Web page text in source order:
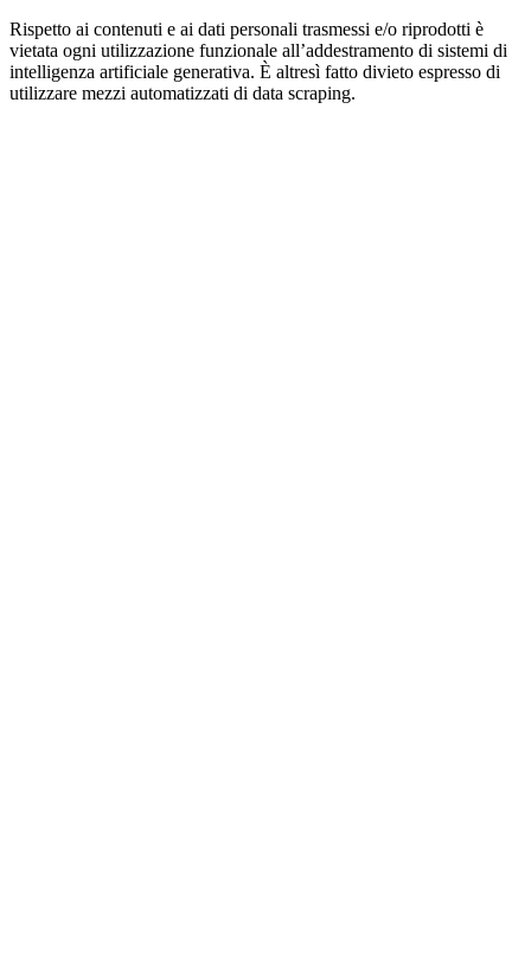
Rispetto ai contenuti e ai dati personali trasmessi e/o riprodotti è
vietata ogni utilizzazione funzionale all’addestramento di sistemi di
intelligenza artificiale generativa. È altresì fatto divieto espresso di
utilizzare mezzi automatizzati di data scraping.